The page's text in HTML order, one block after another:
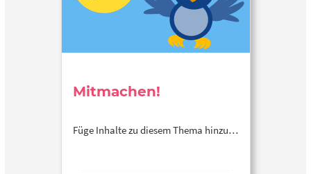
Mitmachen!
Füge Inhalte zu diesem Thema hinzu…